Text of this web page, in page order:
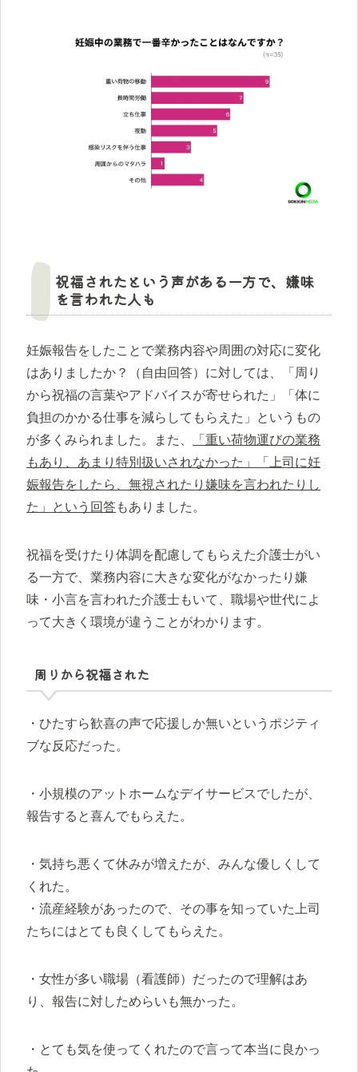
祝福されたという声がある一方で、嫌味
を言われた人も
妊娠報告をしたことで業務内容や周囲の対応に変化
はありましたか？（自由回答）に対しては、「周り
から祝福の言葉やアドバイスが寄せられた」「体に
負担のかかる仕事を減らしてもらえた」というもの
が多くみられました。また、
「重い荷物運びの業務
もあり、あまり特別扱いされなかった」「上司に妊
娠報告をしたら、無視されたり嫌味を言われたりし
た」という回答もありました。
祝福を受けたり体調を配慮してもらえた介護士がい
る一方で、業務内容に大きな変化がなかったり嫌
味・小言を言われた介護士もいて、職場や世代によ
って大きく環境が違うことがわかります。
周りから祝福された
・ひたすら歓喜の声で応援しか無いというポジティ
ブな反応だった。
・小規模のアットホームなデイサービスでしたが、
報告すると喜んでもらえた。
・気持ち悪くて休みが増えたが、みんな優しくして
くれた。
・流産経験があったので、その事を知っていた上司
たちにはとても良くしてもらえた。
・女性が多い職場（看護師）だったので理解はあ
り、報告に対しためらいも無かった。
・とても気を使ってくれたので言って本当に良かっ